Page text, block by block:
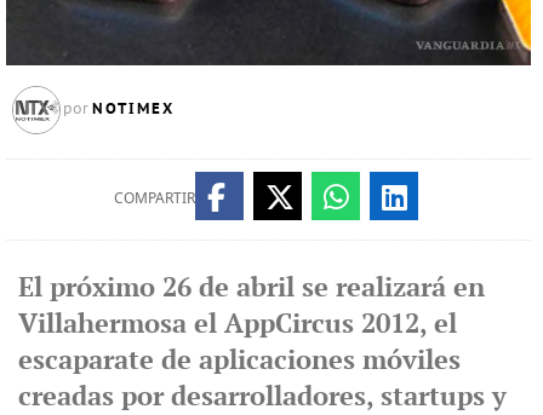
por NOTIMEX
COMPARTIR
El próximo 26 de abril se realizará en
Villahermosa el AppCircus 2012, el
escaparate de aplicaciones móviles
creadas por desarrolladores, startups y